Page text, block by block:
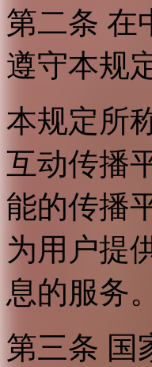
第二条 在
遵守本规
本规定所
互动传播
能的传播
为用户提
息的服务。
第三条 国